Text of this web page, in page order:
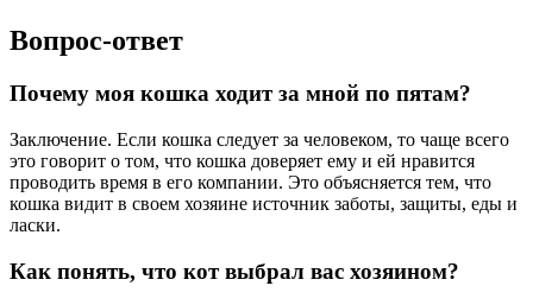
Вопрос-ответ
Почему моя кошка ходит за мной по пятам?
Заключение. Если кошка следует за человеком, то чаще всего
это говорит о том, что кошка доверяет ему и ей нравится
проводить время в его компании. Это объясняется тем, что
кошка видит в своем хозяине источник заботы, защиты, еды и
ласки.
Как понять, что кот выбрал вас хозяином?